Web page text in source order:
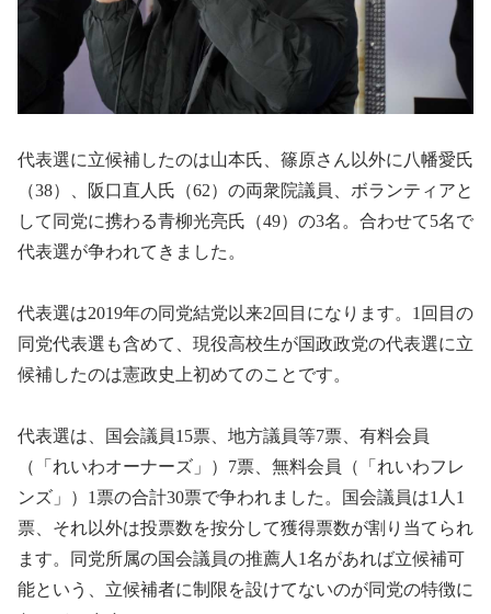
代表選に立候補したのは山本氏、篠原さん以外に八幡愛氏
（38）、阪口直人氏（62）の両衆院議員、ボランティアと
して同党に携わる青柳光亮氏（49）の3名。合わせて5名で
代表選が争われてきました。
代表選は2019年の同党結党以来2回目になります。1回目の
同党代表選も含めて、現役高校生が国政政党の代表選に立
候補したのは憲政史上初めてのことです。
代表選は、国会議員15票、地方議員等7票、有料会員
（「れいわオーナーズ」）7票、無料会員（「れいわフレ
ンズ」）1票の合計30票で争われました。国会議員は1人1
票、それ以外は投票数を按分して獲得票数が割り当てられ
ます。同党所属の国会議員の推薦人1名があれば立候補可
能という、立候補者に制限を設けてないのが同党の特徴に